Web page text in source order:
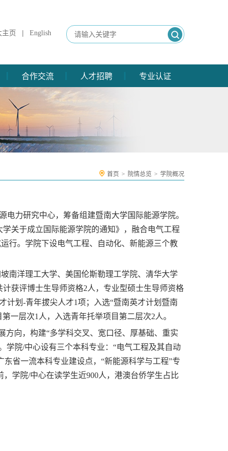
主页 | English
合作交流 人才招聘 专业认证
首页 > 院情总览 > 学院概况
研究中心，筹备组建暨南大学国际能源学院。
关于成立国际能源学院的通知》，融合电气工程
行。学院下设电气工程、自动化、新能源三个教
洋理工大学、美国伦斯勒理工学院、清华大学
获评博士生导师资格2人，专业型硕士生导师资格
计划-青年拔尖人才1项；入选“暨南英才计划暨南
一层次1人，入选青年托举项目第二层次2人。
向，构建“多学科交叉、宽口径、厚基础、重实
学院/中心设有三个本科专业：“电气工程及其自动
省一流本科专业建设点，“新能源科学与工程”专
学院/中心在读学生近900人，港澳台侨学生占比